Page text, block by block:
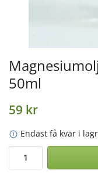
50ml
59 kr
Endast få kvar i